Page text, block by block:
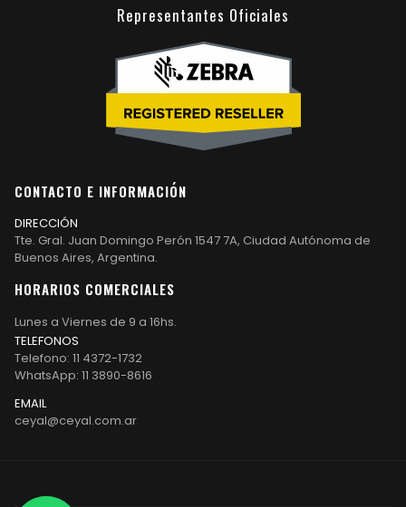
Representantes Oficiales
CONTACTO E INFORMACIÓN
DIRECCIÓN
Tte. Gral. Juan Domingo Perón 1547 7A, Ciudad Autónoma de
Buenos Aires, Argentina.
HORARIOS COMERCIALES
Lunes a Viernes de 9 a 16hs.
TELEFONOS
Telefono: 11 4372-1732
WhatsApp: 11 3890-8616
EMAIL
ceyal@ceyal.com.ar